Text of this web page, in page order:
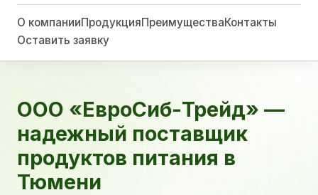
О компанииПродукцияПреимуществаКонтакты
Оставить заявку
ООО «ЕвроСиб-Трейд» —
надежный поставщик
продуктов питания в
Тюмени